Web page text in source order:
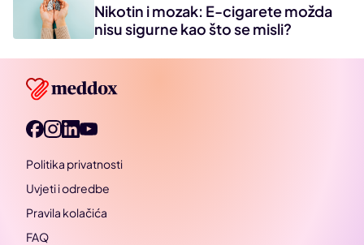
Nikotin i mozak: E-cigarete možda
nisu sigurne kao što se misli?
Politika privatnosti
Uvjeti i odredbe
Pravila kolačića
FAQ